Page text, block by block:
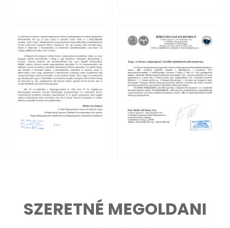
SZERETNÉ MEGOLDANI